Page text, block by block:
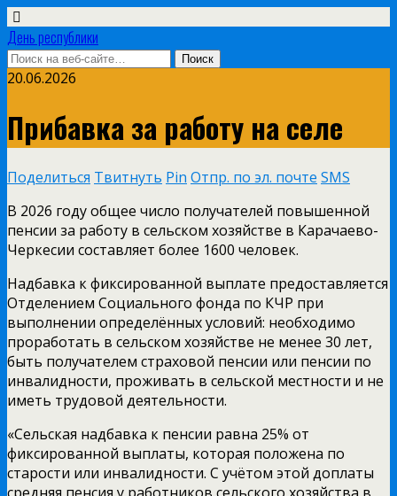
День республики
20.06.2026
Прибавка за работу на селе
Поделиться Твитнуть Pin Отпр. по эл. почте SMS
В 2026 году общее число получателей повышенной
пенсии за работу в сельском хозяйстве в Карачаево-
Черкесии составляет более 1600 человек.
Надбавка к фиксированной выплате предоставляется
Отделением Социального фонда по КЧР при
выполнении определённых условий: необходимо
проработать в сельском хозяйстве не менее 30 лет,
быть получателем страховой пенсии или пенсии по
инвалидности, проживать в сельской местности и не
иметь трудовой деятельности.
«Сельская надбавка к пенсии равна 25% от
фиксированной выплаты, которая положена по
старости или инвалидности. С учётом этой доплаты